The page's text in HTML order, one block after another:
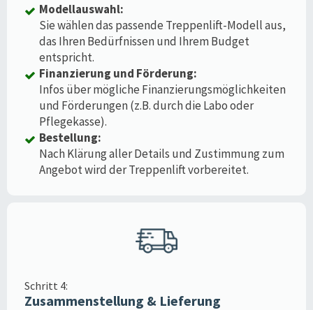
Modellauswahl:
Sie wählen das passende Treppenlift-Modell aus,
das Ihren Bedürfnissen und Ihrem Budget
entspricht.
Finanzierung und Förderung:
Infos über mögliche Finanzierungsmöglichkeiten
und Förderungen (z.B. durch die Labo oder
Pflegekasse).
Bestellung:
Nach Klärung aller Details und Zustimmung zum
Angebot wird der Treppenlift vorbereitet.
Schritt 4:
Zusammenstellung & Lieferung